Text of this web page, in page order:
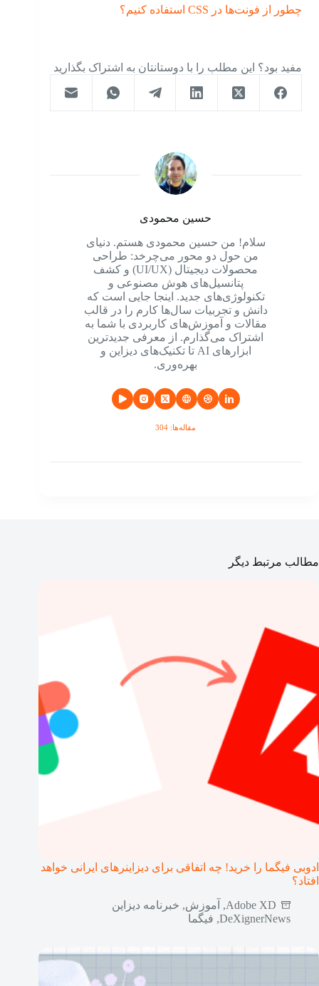
چطور از فونت‌ها در CSS استفاده کنیم؟
مفید بود؟ این مطلب را با دوستانتان به اشتراک بگذارید
حسین محمودی
سلام! من حسین محمودی هستم. دنیای
من حول دو محور می‌چرخد: طراحی
محصولات دیجیتال (UI/UX) و کشف
پتانسیل‌های هوش مصنوعی و
تکنولوژی‌های جدید. اینجا جایی است که
دانش و تجربیات سال‌ها کارم را در قالب
مقالات و آموزش‌های کاربردی با شما به
اشتراک می‌گذارم. از معرفی جدیدترین
ابزارهای AI تا تکنیک‌های دیزاین و
بهره‌وری.
مقاله‌ها: 304
مطالب مرتبط دیگر
ادوبی فیگما را خرید! چه اتفاقی برای دیزاینرهای ایرانی خواهد
افتاد؟
Adobe XD
, آموزش, خبرنامه دیزاین
DeXignerNews
, فیگما